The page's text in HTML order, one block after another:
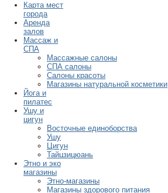
Карта мест
города
Аренда
залов
Массаж и
СПА
Массажные салоны
СПА салоны
Салоны красоты
Магазины натуральной косметики
Йога и
пилатес
Ушу и
цигун
Восточные единоборства
Ушу
Цигун
Тайцзицюань
Этно и эко
магазины
Этно-магазины
Магазины здорового питания